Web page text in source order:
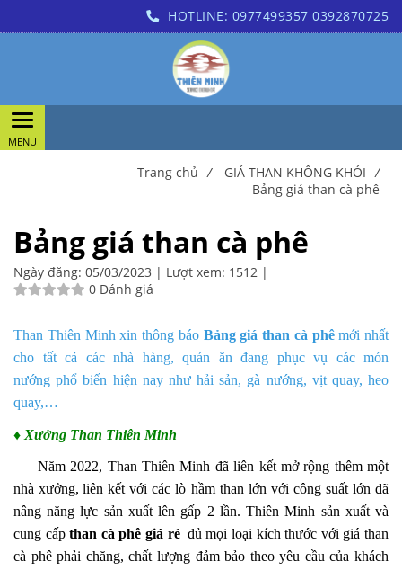
HOTLINE: 0977499357 0392870725
Trang chủ / GIÁ THAN KHÔNG KHÓI /
Bảng giá than cà phê
Bảng giá than cà phê
Ngày đăng: 05/03/2023 | Lượt xem: 1512 |
0 Đánh giá
Than Thiên Minh xin thông báoBảng giá than cà phêmới nhất
cho tất cả các nhà hàng, quán ăn đang phục vụ các món
nướng phổ biến hiện nay như hải sản, gà nướng, vịt quay, heo
quay,…
♦ Xưởng Than Thiên Minh
Năm 2022, Than Thiên Minh đã liên kếtmở rộng thêm một
nhàxưởng, liên kết với các lò hầm than lớn với công suất lớn đã
nâng năng lực sản xuất lên gấp 2 lần. Thiên Minh sản xuất và
cung cấpthan cà phê giá rẻ đủ mọi loại kích thước với giáthan
cà phêphải chăng, chất lượng đảm bảo theo yêu cầu của khách